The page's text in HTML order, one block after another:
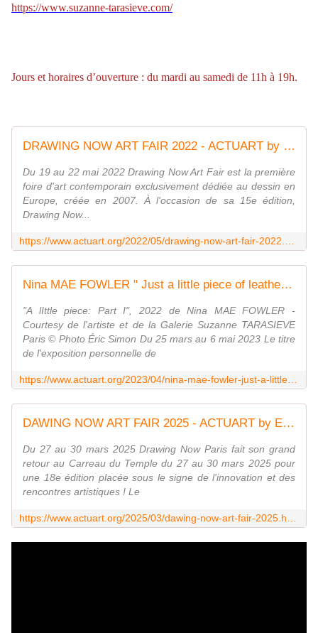
https://www.suzanne-tarasieve.com/
Jours et horaires d’ouverture : du mardi au samedi de 11h à 19h.
DRAWING NOW ART FAIR 2022 - ACTUART by Eric SIMON
Du 19 au 22 mai 2022 Drawing Now Art Fair est la première
foire d'art contemporain exclusivement dédiée au dessin en
Europe, créée en 2007. À l'occasion de sa 15e édition,
Drawing Now...
Nina MAE FOWLER " Just a little piece of leather stripped off the skin of life " - ACTUART by Eric SIMON
"A lIttle piece: Part I", 2022 de Nina MAE FOWLER -
Courtesy de l'artiste et de la Galerie Suzanne TARASIEVE
Paris © Photo Éric Simon Du 25 mars au 6 mai 2023 Le titre
de l'exposition personnelle de
DAWING NOW ART FAIR 2025 - ACTUART by Eric SIMON
Du 27 au 30 mars 2025 Drawing Now Paris fait son grand
retour au Carreau du Temple du 27 au 30 mars 2025 pour
une 18e édition placée sous le signe de l'innovation et des
rencontres artistiques ! Le